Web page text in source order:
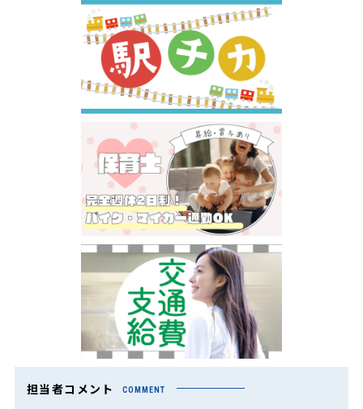
担当者コメント COMMENT